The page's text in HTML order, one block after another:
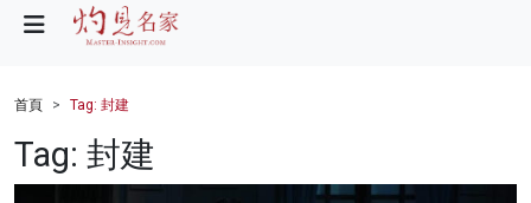
財經
健康
首頁 Tag: 封建
Tag: 封建